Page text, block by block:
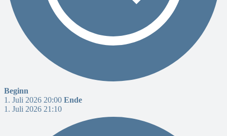
Beginn
1. Juli 2026 20:00 Ende
1. Juli 2026 21:10